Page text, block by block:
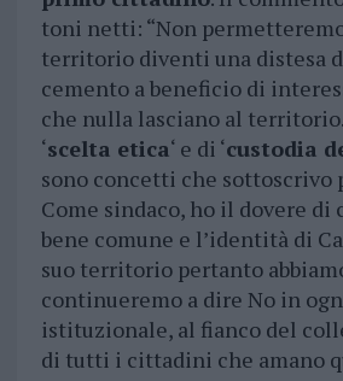
toni netti: “Non
territorio diventi una distesa
cemento a beneficio di
che nulla lasciano al
‘scelta etica‘ e di ‘custodia
sono concetti che sottoscrivo
Come sindaco, ho il dovere di
bene comune e l’identità di
suo territorio pertanto
continueremo a dire No in
istituzionale, al fianco del
di tutti i cittadini che amano